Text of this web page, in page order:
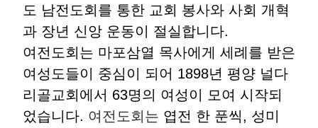
도 남전도회를 통한 교회 봉사와 사회 개혁
과 장년 신앙 운동이 절실합니다.
여전도회는 마포삼열 목사에게 세례를 받은
여성도들이 중심이 되어 1898년 평양 널다
리골교회에서 63명의 여성이 모여 시작되
었습니다. 여전도회는 엽전 한 푼씩, 성미